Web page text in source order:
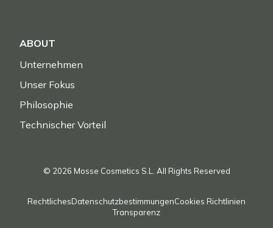
ABOUT
Unternehmen
Unser Fokus
Philosophie
Technischer Vorteil
© 2026 Mosse Cosmetics S.L. All Rights Reserved
RechtlichesDatenschutzbestimmungenCookies Richtlinien
Transparenz